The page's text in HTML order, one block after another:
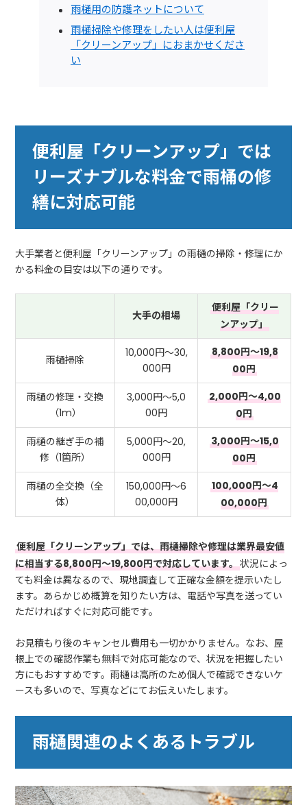
雨樋用の防護ネットについて
雨樋掃除や修理をしたい人は便利屋
「クリーンアップ」におまかせくださ
い
便利屋「クリーンアップ」では
リーズナブルな料金で雨桶の修
繕に対応可能
大手業者と便利屋「クリーンアップ」の雨樋の掃除・修理にか
かる料金の目安は以下の通りです。
大手の相場
便利屋「クリー
ンアップ」
雨樋掃除
10,000円～30,
000円
8,800円～19,8
00円
雨樋の修理・交換
（1m）
3,000円～5,0
00円
2,000円～4,00
0円
雨樋の継ぎ手の補
修（1箇所）
5,000円～20,
000円
3,000円～15,0
00円
雨樋の全交換（全
体）
150,000円～6
00,000円
100,000円～4
00,000円
便利屋「クリーンアップ」では、雨樋掃除や修理は業界最安値
に相当する8,800円～19,800円で対応しています。状況によっ
ても料金は異なるので、現地調査して正確な金額を提示いたし
ます。あらかじめ概算を知りたい方は、電話や写真を送ってい
ただければすぐに対応可能です。
お見積もり後のキャンセル費用も一切かかりません。なお、屋
根上での確認作業も無料で対応可能なので、状況を把握したい
方にもおすすめです。雨樋は高所のため個人で確認できないケ
ースも多いので、写真などにてお伝えいたします。
雨樋関連のよくあるトラブル